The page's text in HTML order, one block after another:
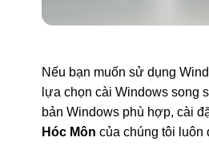
Nếu bạn muốn sử dụng
lựa chọn cài Windows song
bản Windows phù hợp, cài
Hóc Môn của chúng tôi luôn